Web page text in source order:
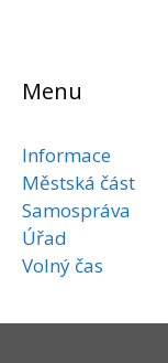
Menu
Informace
Městská část
Samospráva
Úřad
Volný čas